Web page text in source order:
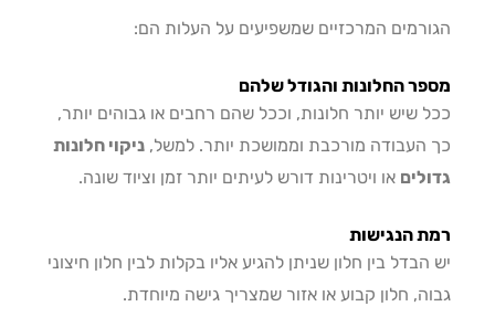
המרכזיים שמשפיעים על העלות הם:
החלונות והגודל שלהם
שיש יותר חלונות, וככל שהם רחבים או גבוהים יותר,
מורכבת וממושכת יותר. למשל,ניקוי חלונות
או ויטרינות דורש לעיתים יותר זמן וציוד שונה.
הנגישות
בין חלון שניתן להגיע אליו בקלות לבין חלון חיצוני
חלון קבוע או אזור שמצריך גישה מיוחדת.